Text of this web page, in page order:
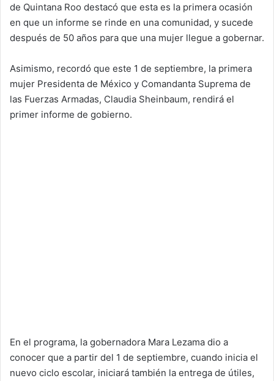
de Quintana Roo destacó que esta es la primera ocasión
en que un informe se rinde en una comunidad, y sucede
después de 50 años para que una mujer llegue a gobernar.
Asimismo, recordó que este 1 de septiembre, la primera
mujer Presidenta de México y Comandanta Suprema de
las Fuerzas Armadas, Claudia Sheinbaum, rendirá el
primer informe de gobierno.
En el programa, la gobernadora Mara Lezama dio a
conocer que a partir del 1 de septiembre, cuando inicia el
nuevo ciclo escolar, iniciará también la entrega de útiles,